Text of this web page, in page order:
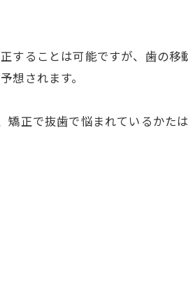
することは可能ですが、歯の
想されます。
正で抜歯で悩まれているかた